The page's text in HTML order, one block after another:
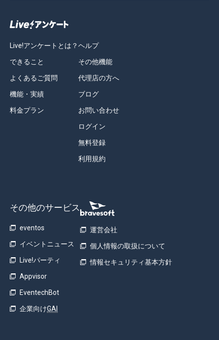
Live!アンケートとは？
できること
よくあるご質問
機能・実績
料金プラン
ヘルプ
その他機能
代理店の方へ
ブログ
お問い合わせ
ログイン
無料登録
利用規約
その他のサービス
eventos
イベントニュース
Live!パーティ
Appvisor
EventechBot
企業向けGAI
運営会社
個人情報の取扱について
情報セキュリティ基本方針